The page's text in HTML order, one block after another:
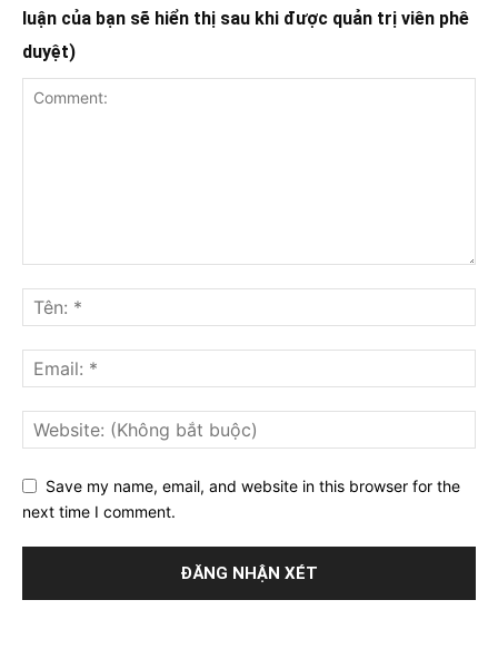
luận của bạn sẽ hiển thị sau khi được quản trị viên phê
duyệt)
Save my name, email, and website in this browser for the
next time I comment.